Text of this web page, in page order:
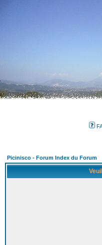
Picinisco - Forum Index du Forum